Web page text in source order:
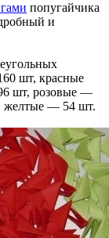
попугайчика
и
шт, красные
шт, розовые —
желтые — 54 шт.